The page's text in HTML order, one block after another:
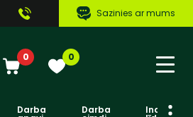
Sazinies ar mums
0 0
Darba Darba